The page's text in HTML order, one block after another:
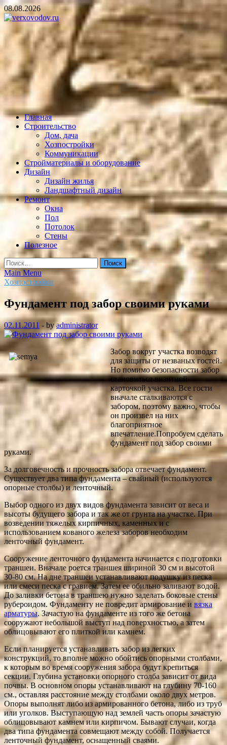
Skip
to
content
08.08.2026
verxovodov.ru
Ремонт и строительство
Главная
Строительство
Дом, дача
Хозпостройки
Коммуникации
Стройматериалы и оборудование
Дизайн
Дизайн жилья
Ландшафтный дизайн
Ремонт
Окна
Пол
Потолок
Стены
Полезное
Найти:
Main Menu
Хозпостройки
Фундамент под забор своими руками
02.11.2011 - byadministrator
Забор вокруг участка возводят
для защиты от незваных гостей.
Но помимо безопасности забор
становиться визитной
карточкой участка. Все гости
вначале сталкиваются с
забором, поэтому важно, чтобы
он произвел на них
благоприятное
впечатление.Попробуем сделать
фундамент под забор своими
руками.
За долговечность и прочность забора отвечает фундамент.
Существует два типа фундамента – свайный (используются
опорные столбы) и ленточный.
Выбор одного из двух видов фундамента зависит от веса и
высоты будущего забора и так же от грунта на участке. При
возведении тяжелых кирпичных, каменных и с
использованием кованого железа заборов необходим
ленточный фундамент.
Сооружение ленточного фундамента начинается с подготовки
траншеи. Вначале роется траншея шириной 30 см и высотой
30-80 см. На дне траншеи устанавливают подушку из песка
или смеси песка с гравием. Затем ее обильно заливают водой.
До заливки бетона в траншею нужно заделать боковые стены
рубероидом. Фундаменту не повредит армирование и вязка
арматуры. Зачастую на фундаменте из того же бетона
сооружают небольшой выступ над поверхностью, а затем
облицовывают его плиткой или камнем.
Если планируется устанавливать забор из легких
конструкций, то вполне можно обойтись опорными столбами,
к которым во время сооружения забора будут крепиться
секции. Глубина установки опорного столба зависит от вида
почвы. В основном опоры устанавливают на глубину 70-160
см., оставляя расстояние между столбами около двух метров.
Опоры выполнят либо из армированного бетона, либо из труб
или уголков. Выступающую над землей часть опоры зачастую
облицовывают камнем или кирпичом. Бывают случаи, когда
два типа фундамента совмещают между собой. Получается
ленточный фундамент, оснащенный сваями.